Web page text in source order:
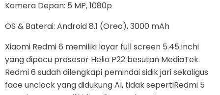
Kamera Depan: 5 MP, 1080p
OS & Baterai: Android 8.1 (Oreo), 3000 mAh
Xiaomi Redmi 6 memiliki layar full screen 5.45 inchi
yang dipacu prosesor Helio P22 besutan MediaTek.
Redmi 6 sudah dilengkapi pemindai sidik jari sekaligus
face unclock yang didukung AI, tidak sepertiRedmi 5